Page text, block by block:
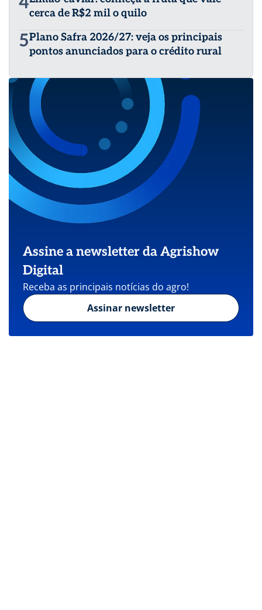
cerca de R$2 mil o quilo
5Plano Safra 2026/27: veja os principais
pontos anunciados para o crédito rural
Assine a newsletter da Agrishow
Digital
Receba as principais notícias do agro!
Assinar newsletter